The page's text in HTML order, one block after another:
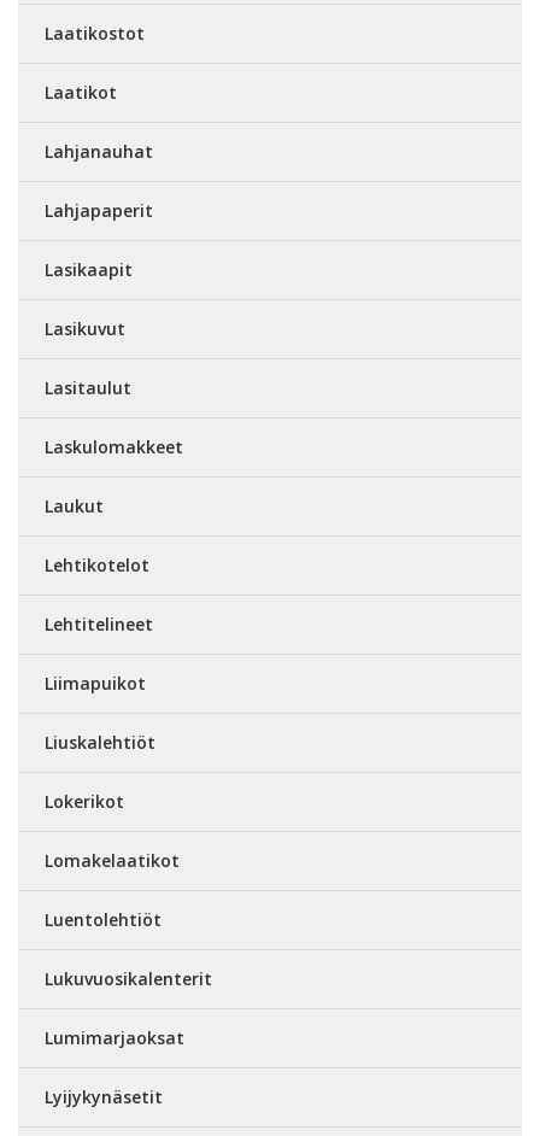
Laatikostot
Laatikot
Lahjanauhat
Lahjapaperit
Lasikaapit
Lasikuvut
Lasitaulut
Laskulomakkeet
Laukut
Lehtikotelot
Lehtitelineet
Liimapuikot
Liuskalehtiöt
Lokerikot
Lomakelaatikot
Luentolehtiöt
Lukuvuosikalenterit
Lumimarjaoksat
Lyijykynäsetit